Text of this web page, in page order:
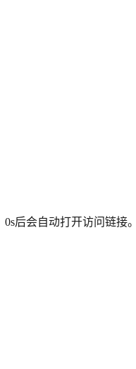
0s后会自动打开访问链接。